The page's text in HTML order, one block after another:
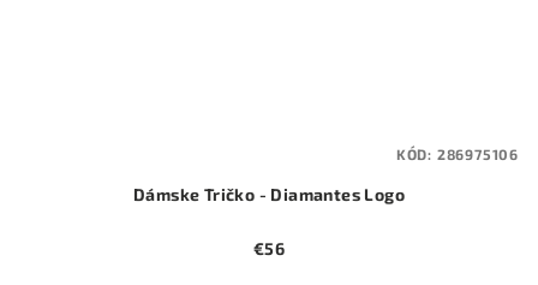
Dámske Tričko - Diamantes Logo
€56
KÓD: 286975106